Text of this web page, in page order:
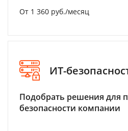
От 1 360 руб./месяц
ИТ-
Подобрать решения для
безопасности компании